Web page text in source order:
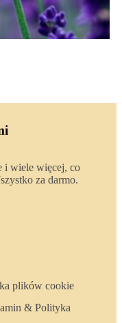
i wiele więcej, co
za darmo.
plików cookie
& Polityka